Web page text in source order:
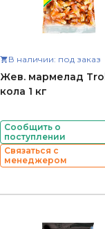
В наличии: под заказ
Жев. мармелад
кола 1 кг
Сообщить о
поступлении
Связаться с
менеджером